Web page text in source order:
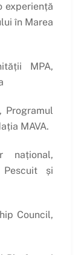
experiență
în Marea
MPA,
Programul
MAVA.
național,
și
Council,